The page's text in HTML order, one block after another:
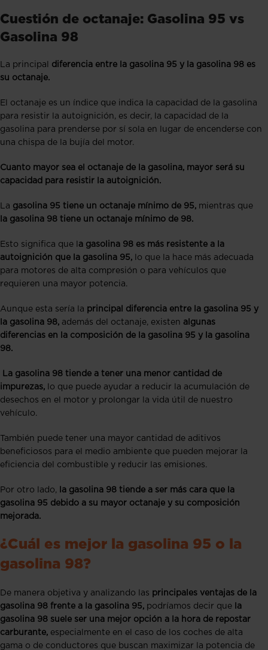
Cuestión de octanaje: Gasolina 95 vs
Gasolina 98
La principal diferencia entre la gasolina 95 y la gasolina 98 es
su octanaje.
El octanaje es un índice que indica la capacidad de la gasolina
para resistir la autoignición, es decir, la capacidad de la
gasolina para prenderse por sí sola en lugar de encenderse con
una chispa de la bujía del motor.
Cuanto mayor sea el octanaje de la gasolina, mayor será su
capacidad para resistir la autoignición.
La gasolina 95 tiene un octanaje mínimo de 95, mientras que
la gasolina 98 tiene un octanaje mínimo de 98.
Esto significa que l a gasolina 98 es más resistente a la
autoignición que la gasolina 95, lo que la hace más adecuada
para motores de alta compresión o para vehículos que
requieren una mayor potencia.
Aunque esta sería la principal diferencia entre la gasolina 95 y
la gasolina 98, además del octanaje, existen algunas
diferencias en la composición de la gasolina 95 y la gasolina
98.
La gasolina 98 tiende a tener una menor cantidad de
impurezas, lo que puede ayudar a reducir la acumulación de
desechos en el motor y prolongar la vida útil de nuestro
vehículo.
También puede tener una mayor cantidad de aditivos
beneficiosos para el medio ambiente que pueden mejorar la
eficiencia del combustible y reducir las emisiones.
Por otro lado, la gasolina 98 tiende a ser más cara que la
gasolina 95 debido a su mayor octanaje y su composición
mejorada.
¿Cuál es mejor la gasolina 95 o la
gasolina 98?
De manera objetiva y analizando las principales ventajas de la
gasolina 98 frente a la gasolina 95, podríamos decir que
la
gasolina 98 suele ser una mejor opción a la hora de repostar
carburante, especialmente en el caso de los coches de alta
gama o de conductores que buscan maximizar la potencia de